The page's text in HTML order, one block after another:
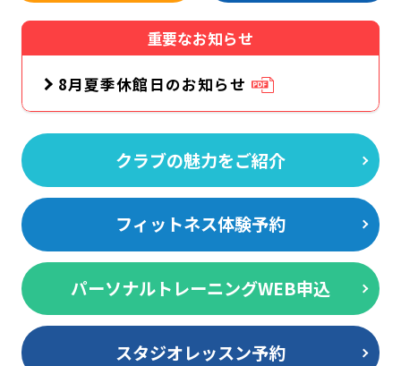
重要なお知らせ
8月夏季休館日のお知らせ
クラブの魅力をご紹介
フィットネス体験予約
パーソナルトレーニングWEB申込
スタジオレッスン予約